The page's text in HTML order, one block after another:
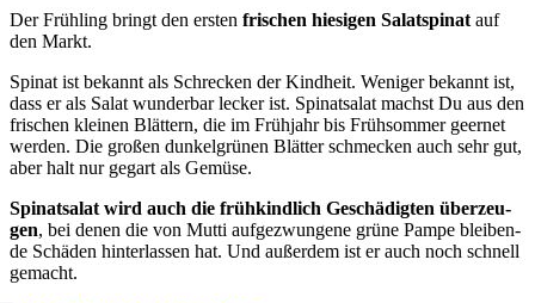
Der Früh­ling bringt den ers­ten fri­schen hie­si­gen Salat­spi­nat auf
den Markt.
Spi­nat ist bekannt als Schre­cken der Kind­heit. Weni­ger bekannt ist,
dass er als Salat wun­der­bar lecker ist. Spi­nat­sa­lat machst Du aus den
fri­schen klei­nen Blät­tern, die im Früh­jahr bis Früh­som­mer geer­net
wer­den. Die gro­ßen dun­kel­grü­nen Blät­ter schme­cken auch sehr gut,
aber halt nur gegart als Gemü­se.
Spi­nat­sa­lat wird auch die früh­kind­lich Geschä­dig­ten über­zeu­
gen, bei denen die von Mut­ti auf­ge­zwun­ge­ne grü­ne Pam­pe blei­ben­
de Schä­den hin­ter­las­sen hat. Und außer­dem ist er auch noch schnell
gemacht.